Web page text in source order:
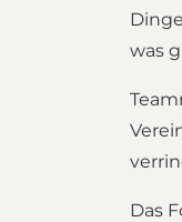
was
Das